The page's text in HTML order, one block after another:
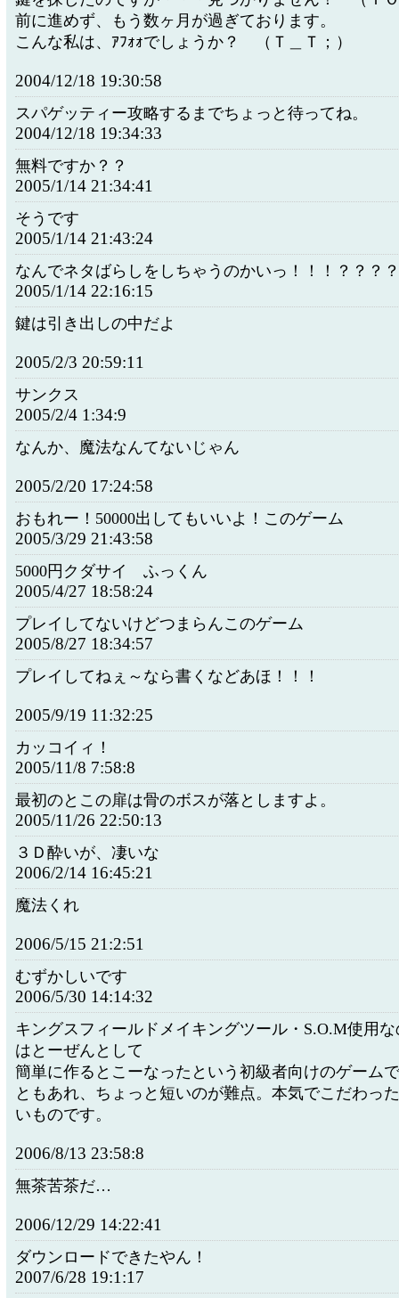
前に進めず、もう数ヶ月が過ぎております。
こんな私は、ｱﾌｫｫでしょうか？ （Ｔ＿Ｔ；）
2004/12/18 19:30:58
スパゲッティー攻略するまでちょっと待ってね。
2004/12/18 19:34:33
無料ですか？？
2005/1/14 21:34:41
そうです
2005/1/14 21:43:24
なんでネタばらしをしちゃうのかいっ！！！？？？？
2005/1/14 22:16:15
鍵は引き出しの中だよ
2005/2/3 20:59:11
サンクス
2005/2/4 1:34:9
なんか、魔法なんてないじゃん
2005/2/20 17:24:58
おもれー！50000出してもいいよ！このゲーム
2005/3/29 21:43:58
5000円クダサイ ふっくん
2005/4/27 18:58:24
プレイしてないけどつまらんこのゲーム
2005/8/27 18:34:57
プレイしてねぇ～なら書くなどあほ！！！
2005/9/19 11:32:25
カッコイィ！
2005/11/8 7:58:8
最初のとこの扉は骨のボスが落としますよ。
2005/11/26 22:50:13
３Ｄ酔いが、凄いな
2006/2/14 16:45:21
魔法くれ
2006/5/15 21:2:51
むずかしいです
2006/5/30 14:14:32
キングスフィールドメイキングツール・S.O.M使用
はとーぜんとして
簡単に作るとこーなったという初級者向けのゲーム
ともあれ、ちょっと短いのが難点。本気でこだわっ
いものです。
2006/8/13 23:58:8
無茶苦茶だ…
2006/12/29 14:22:41
ダウンロードできたやん！
2007/6/28 19:1:17